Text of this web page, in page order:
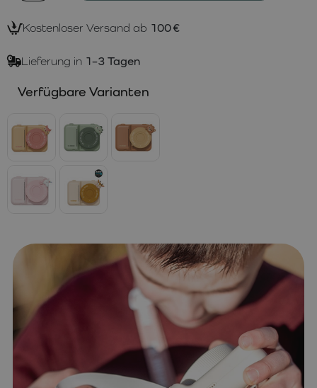
Kostenloser Versand ab 100 €
Lieferung in 1–3 Tagen
Verfügbare Varianten